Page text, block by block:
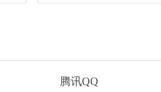
腾讯QQ